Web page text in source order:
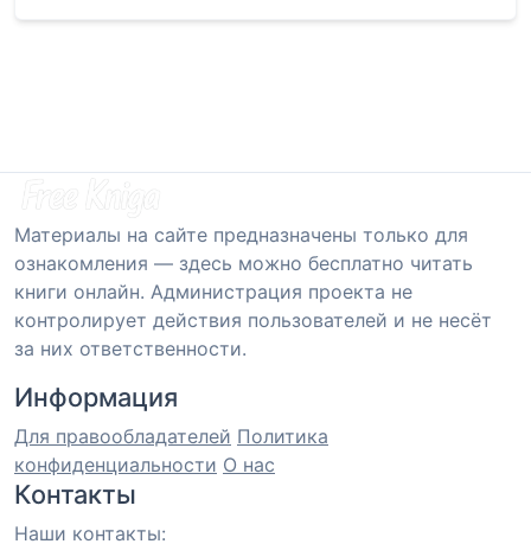
Материалы на сайте предназначены только для
ознакомления — здесь можно бесплатно читать
книги онлайн. Администрация проекта не
контролирует действия пользователей и не несёт
за них ответственности.
Информация
Для правообладателей Политика
конфиденциальности О нас
Контакты
Наши контакты: